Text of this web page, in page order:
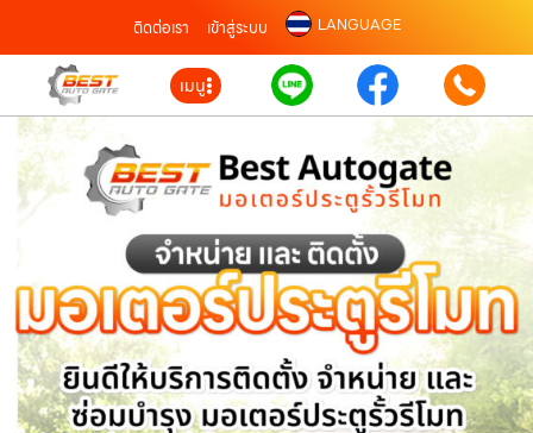
ติดต่อเรา เข้าสู่ระบบ LANGUAGE
เมนู